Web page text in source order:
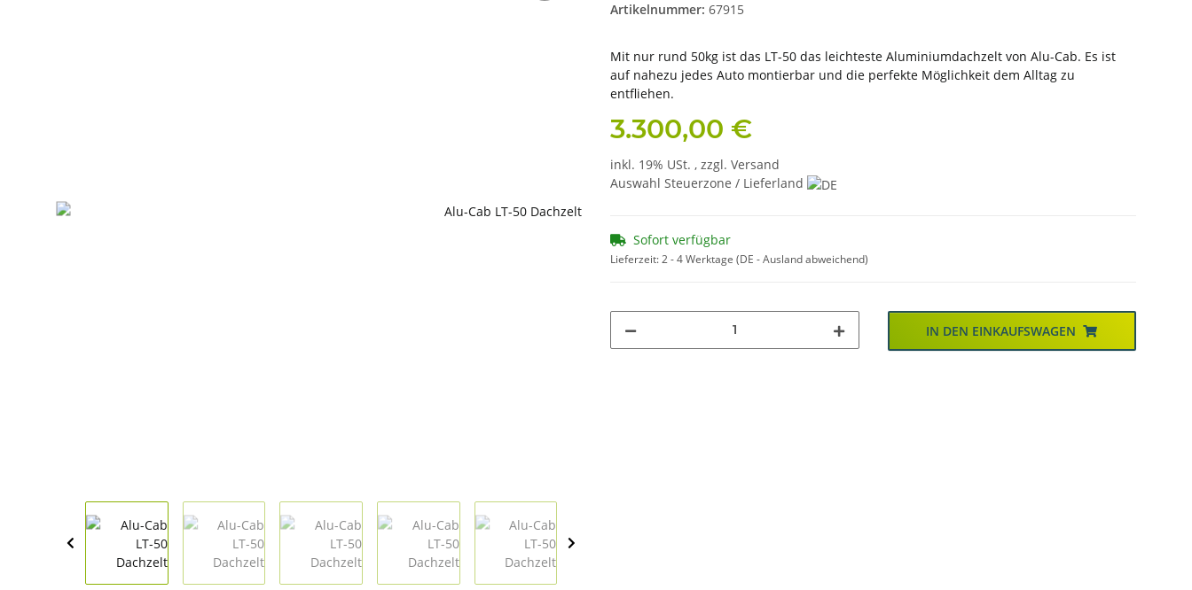
Artikelnummer: 67915
Mit nur rund 50kg ist das LT-50 das leichteste Aluminiumdachzelt von Alu-Cab. Es ist
auf nahezu jedes Auto montierbar und die perfekte Möglichkeit dem Alltag zu
entfliehen.
3.300,00 €
inkl. 19% USt. , zzgl. Versand
Auswahl Steuerzone / Lieferland
Sofort verfügbar
Lieferzeit:2 - 4 Werktage (DE - Ausland abweichend)
IN DEN EINKAUFSWAGEN